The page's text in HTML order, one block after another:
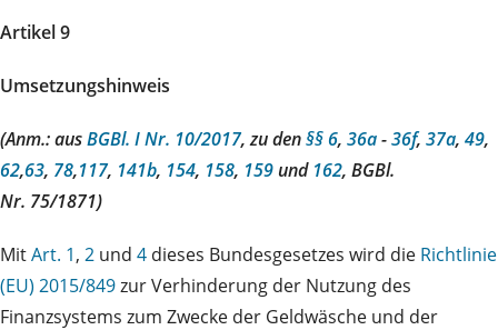
Artikel 9
Umsetzungshinweis
(Anm.: ausBGBl. I Nr. 10/2017, zu den§§ 6, 36a-36f, 37a, 49,
62,63, 78,117, 141b, 154, 158, 159 und 162, BGBl.
Nr. 75/1871)
MitArt. 1, 2 und 4 dieses Bundesgesetzes wird die Richtlinie
(EU) 2015/849zur Verhinderung der Nutzung des
Finanzsystems zum Zwecke der Geldwäsche und der